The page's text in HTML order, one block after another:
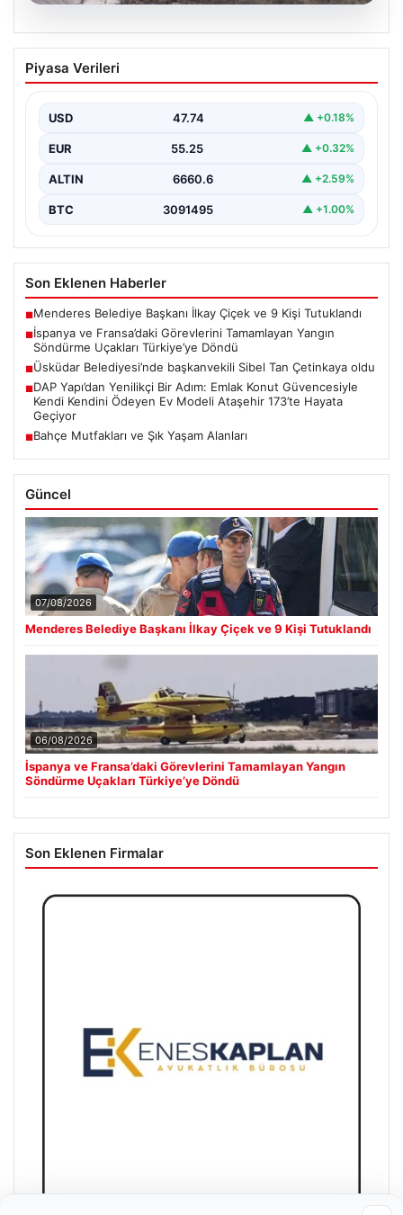
İspanya ve Fransa’daki Görevlerini
Tamamlayan Yangın Söndürme Uçakları
Orman Genel Müdürlüğü tarafından yapılan açıklamada,
büyük…
Piyasa Verileri
USD 47.74 ▲ +0.18%
EUR 55.25 ▲ +0.32%
ALTIN 6660.6 ▲ +2.59%
BTC 3091495 ▲ +1.00%
Son Eklenen Haberler
■Menderes Belediye Başkanı İlkay Çiçek ve 9 Kişi Tutuklandı
■İspanya ve Fransa’daki Görevlerini Tamamlayan Yangın
Söndürme Uçakları Türkiye’ye Döndü
■Üsküdar Belediyesi’nde başkanvekili Sibel Tan Çetinkaya oldu
■DAP Yapı’dan Yenilikçi Bir Adım: Emlak Konut Güvencesiyle
Kendi Kendini Ödeyen Ev Modeli Ataşehir 173’te Hayata
Geçiyor
■Bahçe Mutfakları ve Şık Yaşam Alanları
Güncel
07/08/2026
Menderes Belediye Başkanı İlkay Çiçek ve 9 Kişi Tutuklandı
06/08/2026
İspanya ve Fransa’daki Görevlerini Tamamlayan Yangın
Söndürme Uçakları Türkiye’ye Döndü
Son Eklenen Firmalar